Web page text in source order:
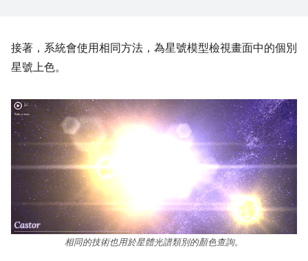
接著，系統會使用相同方法，為星號模型檢視畫面中的個別
星號上色。
相同的技術也用於星體光譜類別的顏色查詢。